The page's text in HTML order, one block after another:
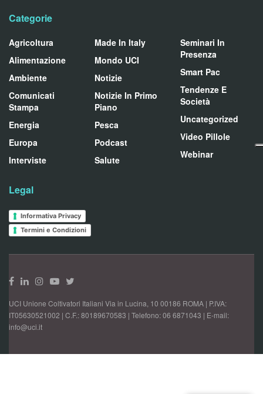
Categorie
Agricoltura
Alimentazione
Ambiente
Comunicati
Stampa
Energia
Europa
Interviste
Made In Italy
Mondo UCI
Notizie
Notizie In Primo
Piano
Pesca
Podcast
Salute
Seminari In
Presenza
Smart Pac
Tendenze E
Società
Uncategorized
Video Pillole
Webinar
Legal
Informativa Privacy
Termini e Condizioni
UCI Unione Coltivatori Italiani Via in Lucina, 10 00186 ROMA | P.IVA:
IT05630521002 | C.F.: 80189670583 | Telefono: 06 6871043 | E-mail:
info@uci.it